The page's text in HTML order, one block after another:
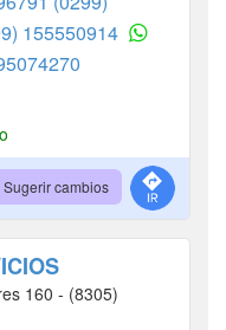
155550914
Sugerir cambios
160 - (8305)